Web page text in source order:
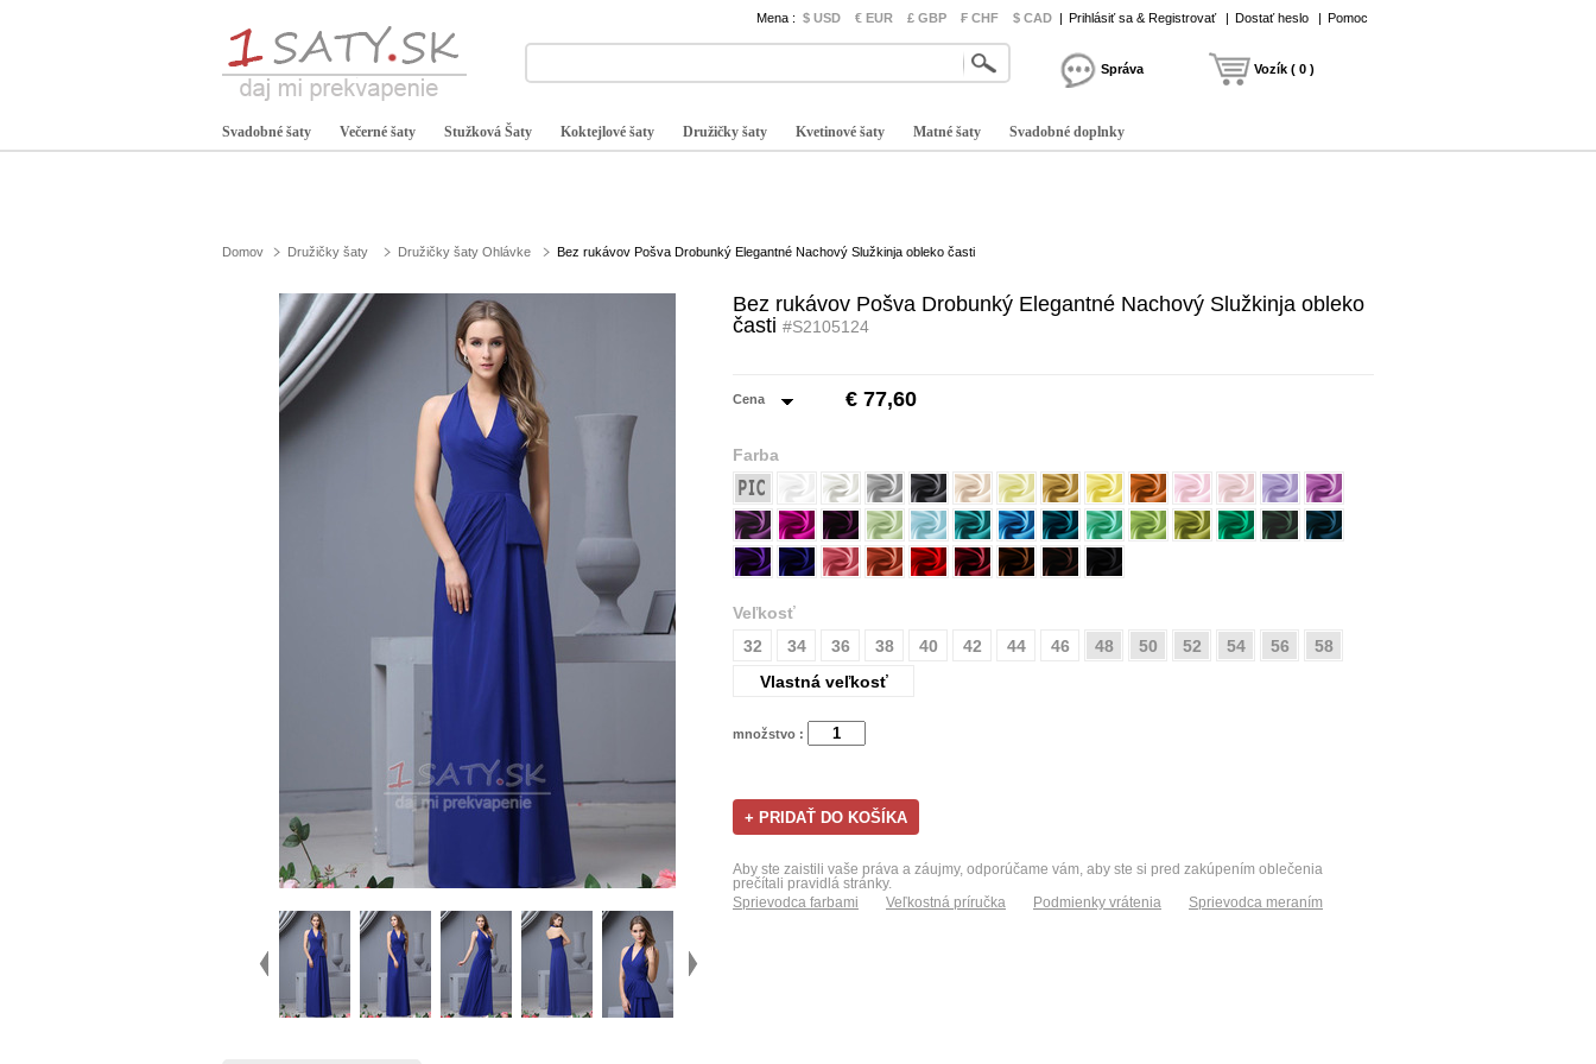
Mena : $ USD € EUR £ GBP ₣ CHF $ CAD | Prihlásiť sa & Registrovať | Dostať heslo | Pomoc
Správa Vozík ( 0 )
Svadobné šaty Večerné šaty Stužková Šaty Koktejlové šaty Družičky šaty Kvetinové šaty Matné šaty Svadobné doplnky
Domov Družičky šaty Družičky šaty Ohlávke Bez rukávov Pošva Drobunký Elegantné Nachový Služkinja obleko časti
Bez rukávov Pošva Drobunký Elegantné Nachový Služkinja obleko
časti #S2105124
Cena € 77,60
Farba
Veľkosť
32
34 36 38 40 42 44 46 48 50 52 54 56
58
Vlastná veľkosť
množstvo :
Aby ste zaistili vaše práva a záujmy, odporúčame vám, aby ste si pred zakúpením oblečenia
prečítali pravidlá stránky.
Sprievodca farbami
Veľkostná príručka Podmienky vrátenia Sprievodca meraním